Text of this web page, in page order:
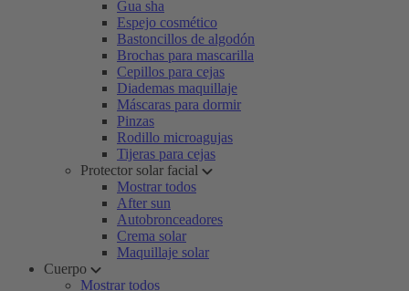
Gua sha
Espejo cosmético
Bastoncillos de algodón
Brochas para mascarilla
Cepillos para cejas
Diademas maquillaje
Máscaras para dormir
Pinzas
Rodillo microagujas
Tijeras para cejas
Protector solar facial
Mostrar todos
After sun
Autobronceadores
Crema solar
Maquillaje solar
Cuerpo
Mostrar todos